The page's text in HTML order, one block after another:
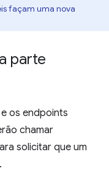
façam uma nova
parte
e os endpoints
chamar
solicitar que um